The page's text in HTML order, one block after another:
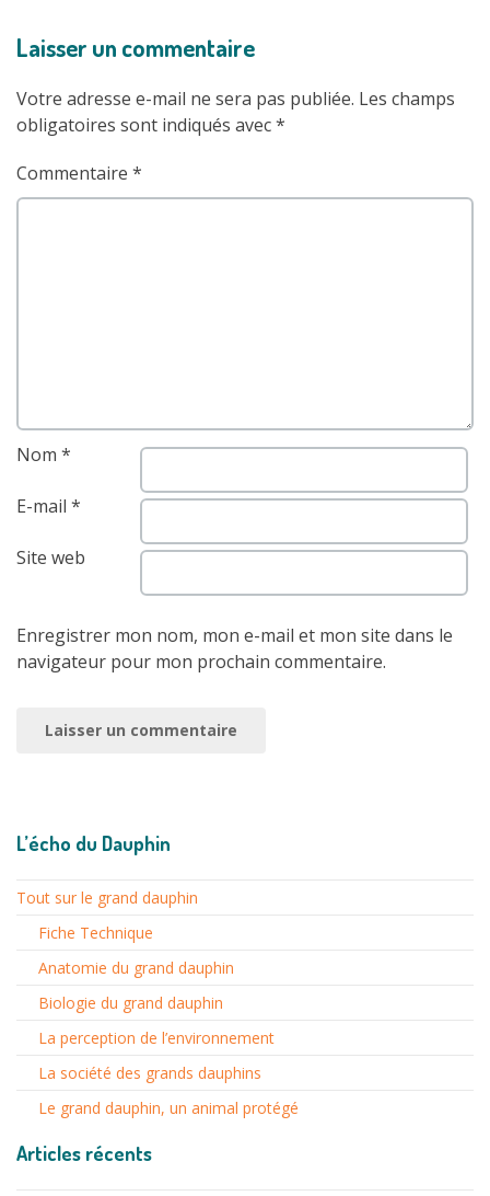
Laisser un commentaire
Votre adresse e-mail ne sera pas publiée. Les champs
obligatoires sont indiqués avec*
Commentaire *
Nom *
E-mail *
Site web
Enregistrer mon nom, mon e-mail et mon site dans le
navigateur pour mon prochain commentaire.
L’écho du Dauphin
Tout sur le grand dauphin
Fiche Technique
Anatomie du grand dauphin
Biologie du grand dauphin
La perception de l’environnement
La société des grands dauphins
Le grand dauphin, un animal protégé
Articles récents